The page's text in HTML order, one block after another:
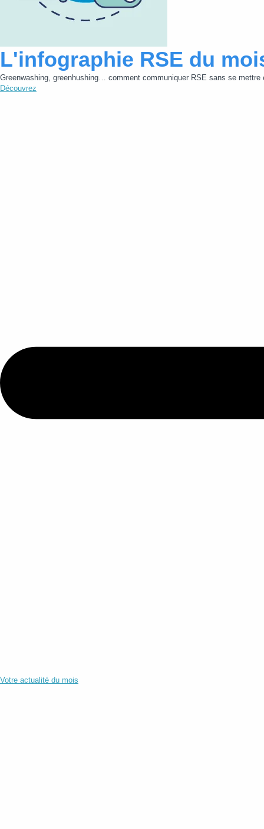
L'infographie RSE du
Greenwashing, greenhushing… comment communiquer RSE sans se mettre
Découvrez
Votre actualité du mois